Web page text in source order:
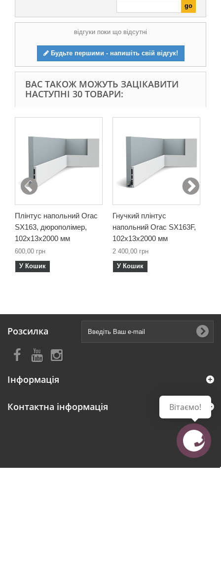
відгуки поки що відсутні
Будьте першими - напишіть свій відгук!
ВАС ТАКОЖ МОЖУТЬ ЗАЦІКАВИТИ
НАСТУПНІ 30 ТОВАРИ:
Плінтус напольний Orac
SX163, дюрополімер,
102х13х2000 мм
600,00 грн
У Кошик
Гнучкий плінтус
напольний Orac SX163F,
102х13х2000 мм
2 400,00 грн
У Кошик
Розсилка
Інформація
Контактна інформація Вітаємо!